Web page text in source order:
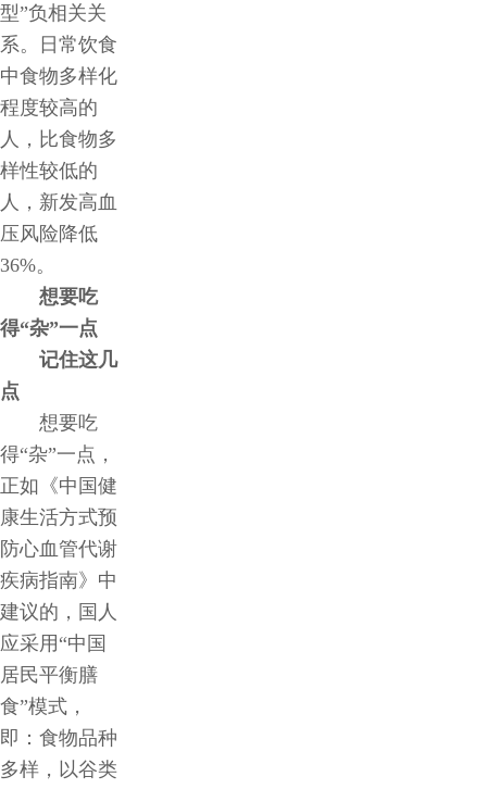
型”负相关关
系。日常饮食
中食物多样化
程度较高的
人，比食物多
样性较低的
人，新发高血
压风险降低
36%。
想要吃
得“杂”一点
记住这几
点
想要吃
得“杂”一点，
正如《中国健
康生活方式预
防心血管代谢
疾病指南》中
建议的，国人
应采用“中国
居民平衡膳
食”模式，
即：食物品种
多样，以谷类